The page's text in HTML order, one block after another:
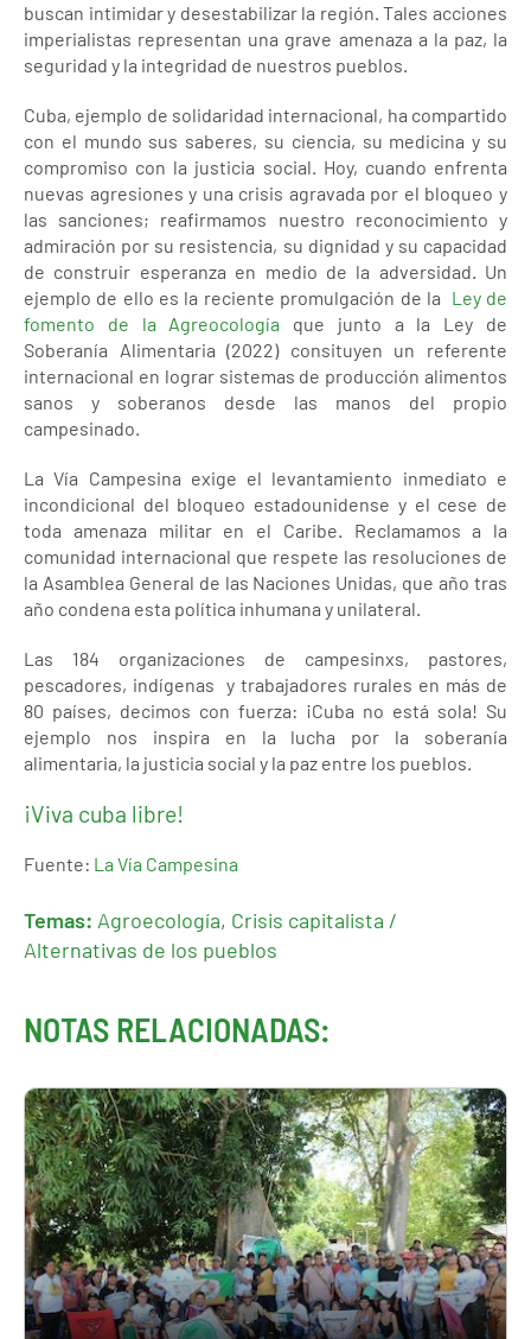
buscan intimidar y desestabilizar la región. Tales acciones
imperialistas representan una grave amenaza a la paz, la
seguridad y la integridad de nuestros pueblos.
Cuba, ejemplo de solidaridad internacional, ha compartido
con el mundo sus saberes, su ciencia, su medicina y su
compromiso con la justicia social. Hoy, cuando enfrenta
nuevas agresiones y una crisis agravada por el bloqueo y
las sanciones; reafirmamos nuestro reconocimiento y
admiración por su resistencia, su dignidad y su capacidad
de construir esperanza en medio de la adversidad. Un
ejemplo de ello es la reciente promulgación de la Ley de
fomento de la Agreocología que junto a la Ley de
Soberanía Alimentaria (2022) consituyen un referente
internacional en lograr sistemas de producción alimentos
sanos y soberanos desde las manos del propio
campesinado.
La Vía Campesina exige el levantamiento inmediato e
incondicional del bloqueo estadounidense y el cese de
toda amenaza militar en el Caribe. Reclamamos a la
comunidad internacional que respete las resoluciones de
la Asamblea General de las Naciones Unidas, que año tras
año condena esta política inhumana y unilateral.
Las 184 organizaciones de campesinxs, pastores,
pescadores, indígenas y trabajadores rurales en más de
80 países, decimos con fuerza: ¡Cuba no está sola! Su
ejemplo nos inspira en la lucha por la soberanía
alimentaria, la justicia social y la paz entre los pueblos.
¡Viva cuba libre!
Fuente: La Vía Campesina
Temas: Agroecología, Crisis capitalista /
Alternativas de los pueblos
NOTAS RELACIONADAS: